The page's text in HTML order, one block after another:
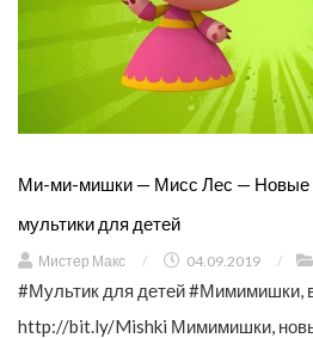
Ми-ми-мишки — Мисс Лес — Новые
мультики для детей
Мистер Макс / 04.09.2019 /
#Мультик для детей #Мимимишки,
http://bit.ly/Mishki Мимимишки,